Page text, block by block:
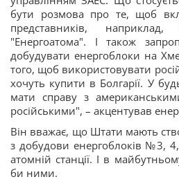
бути розмова про те, щоб
представників,
"Енергоатома". І також
добудувати енергоблоки на
того, щоб використовувати
хочуть купити в Болгарії. У
мати справу з
російськими", – акцентував
Він вважає, що Штати мають
з добудови енергоблоків №3,
атомній станції. І в
би ними.